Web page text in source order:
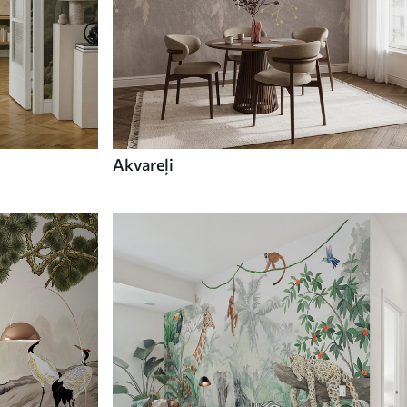
Akvareļi